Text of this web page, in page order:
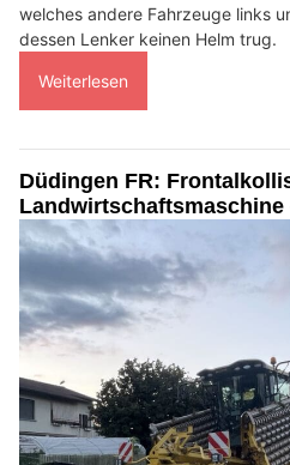
welches andere Fahrzeuge links
dessen Lenker keinen Helm trug.
Weiterlesen
Düdingen FR: